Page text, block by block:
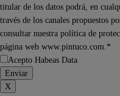
titular de los datos podrá, en
través de los canales propuestos
consultar nuestra política de
página web www.pintuco.com.*
Acepto Habeas Data
X